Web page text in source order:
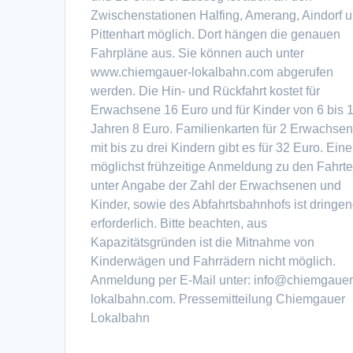
Zwischenstationen Halfing, Amerang, Aindorf
Pittenhart möglich. Dort hängen die genauen
Fahrpläne aus. Sie können auch unter
www.chiemgauer-lokalbahn.com abgerufen
werden. Die Hin- und Rückfahrt kostet für
Erwachsene 16 Euro und für Kinder von 6 bis
Jahren 8 Euro. Familienkarten für 2
mit bis zu drei Kindern gibt es für 32 Euro. Eine
möglichst frühzeitige Anmeldung zu den
unter Angabe der Zahl der Erwachsenen und
Kinder, sowie des Abfahrtsbahnhofs ist
erforderlich. Bitte beachten, aus
Kapazitätsgründen ist die Mitnahme von
Kinderwägen und Fahrrädern nicht möglich.
Anmeldung per E-Mail unter:
lokalbahn.com. Pressemitteilung Chiemgauer
Lokalbahn